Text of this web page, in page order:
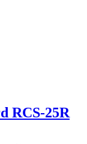
RCS-25R